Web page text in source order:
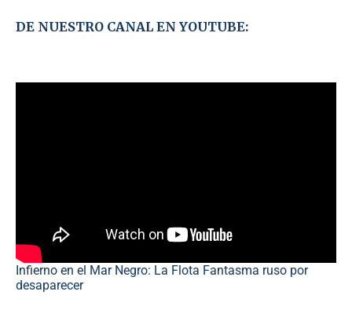
DE NUESTRO CANAL EN YOUTUBE:
Infierno en el Mar Negro: La Flota Fantasma ruso por
desaparecer